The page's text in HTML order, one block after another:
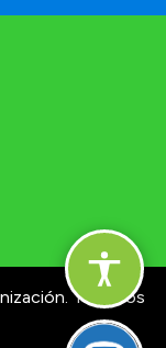
Términos